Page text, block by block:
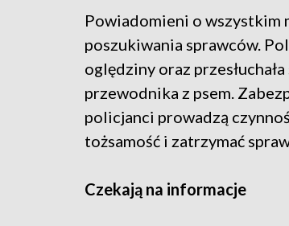
Powiadomieni o
poszukiwania sprawców.
oględziny oraz
przewodnika z psem.
policjanci prowadzą
tożsamość i zatrzymać
Czekają na informacje